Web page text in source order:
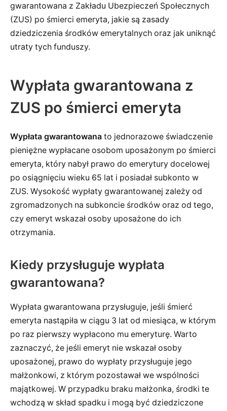
gwarantowana z Zakładu Ubezpieczeń Społecznych
(ZUS) po śmierci emeryta, jakie są zasady
dziedziczenia środków emerytalnych oraz jak uniknąć
utraty tych funduszy.
Wypłata gwarantowana z
ZUS po śmierci emeryta
Wypłata gwarantowana to jednorazowe świadczenie
pieniężne wypłacane osobom uposażonym po śmierci
emeryta, który nabył prawo do emerytury docelowej
po osiągnięciu wieku 65 lat i posiadał subkonto w
ZUS. Wysokość wypłaty gwarantowanej zależy od
zgromadzonych na subkoncie środków oraz od tego,
czy emeryt wskazał osoby uposażone do ich
otrzymania.
Kiedy przysługuje wypłata
gwarantowana?
Wypłata gwarantowana przysługuje, jeśli śmierć
emeryta nastąpiła w ciągu 3 lat od miesiąca, w którym
po raz pierwszy wypłacono mu emeryturę. Warto
zaznaczyć, że jeśli emeryt nie wskazał osoby
uposażonej, prawo do wypłaty przysługuje jego
małżonkowi, z którym pozostawał we wspólności
majątkowej. W przypadku braku małżonka, środki te
wchodzą w skład spadku i mogą być dziedziczone